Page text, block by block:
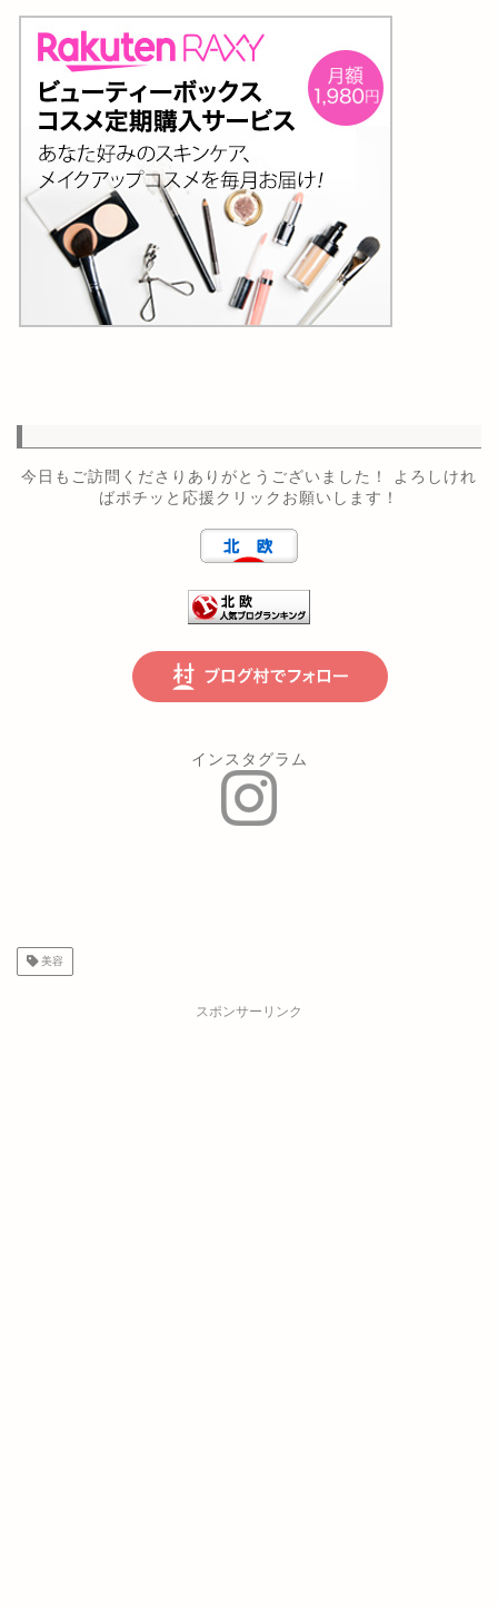
今日もご訪問くださりありがとうございました！ よろしけれ
ばポチッと応援クリックお願いします！
インスタグラム
美容
スポンサーリンク